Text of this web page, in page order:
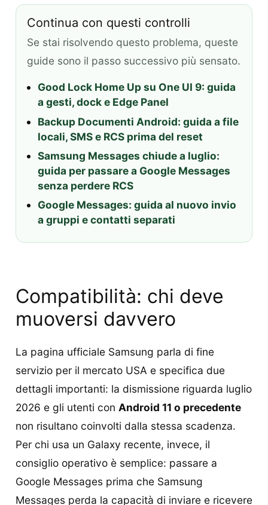
Continua con questi controlli
Se stai risolvendo questo problema, queste
guide sono il passo successivo più sensato.
Good Lock Home Up su One UI 9: guida
a gesti, dock e Edge Panel
Backup Documenti Android: guida a file
locali, SMS e RCS prima del reset
Samsung Messages chiude a luglio:
guida per passare a Google Messages
senza perdere RCS
Google Messages: guida al nuovo invio
a gruppi e contatti separati
Compatibilità: chi deve
muoversi davvero
La pagina ufficiale Samsung parla di fine
servizio per il mercato USA e specifica due
dettagli importanti: la dismissione riguarda luglio
2026 e gli utenti con Android 11 o precedente
non risultano coinvolti dalla stessa scadenza.
Per chi usa un Galaxy recente, invece, il
consiglio operativo è semplice: passare a
Google Messages prima che Samsung
Messages perda la capacità di inviare e ricevere